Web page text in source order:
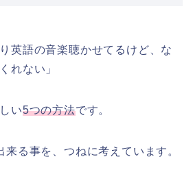
英語の音楽聴かせてるけど、な
れない」
い5つの方法です。
る事を、つねに考えています。